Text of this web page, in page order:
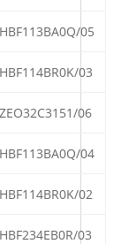
HBF113BA0Q/05
HBF114BR0K/03
ZEO32C3151/06
HBF113BA0Q/04
HBF114BR0K/02
HBF234EB0R/03